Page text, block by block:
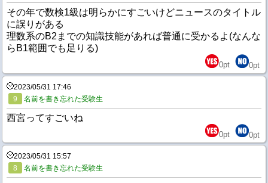
その年で数検1級は明らかにすごいけどニュースのタイトル
に誤りがある
理数系のB2までの知識技能があれば普通に受かるよ(なんな
らB1範囲でも足りる)
0pt 0pt
2023/05/31 17:46
9
名前を書き忘れた受験生
西宮ってすごいね
0pt 0pt
2023/05/31 15:57
8
名前を書き忘れた受験生